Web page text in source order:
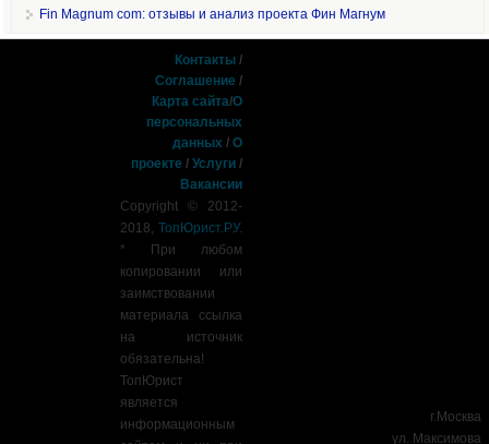
Fin Magnum com: отзывы и анализ проекта Фин Магнум
Контакты /
Соглашение /
Карта сайта/О
персональных
данных /О
проекте /Услуги /
Вакансии
Copyright © 2012-
2018,ТопЮрист.РУ.
* При любом
копировании или
заимствовании
материала ссылка
на источник
обязательна!
ТопЮрист
является
информационным
г.Москва
ул. Максимова